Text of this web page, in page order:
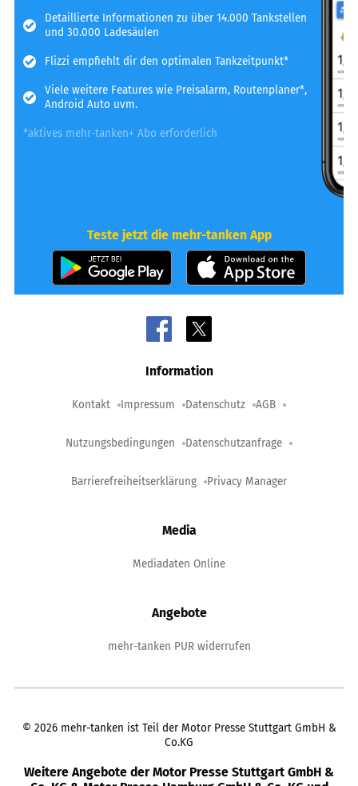
Detaillierte Informationen zu über 14.000 Tankstellen
und 30.000 Ladesäulen
Flizzi empfiehlt dir den optimalen Tankzeitpunkt*
Viele weitere Features wie Preisalarm, Routenplaner*,
Android Auto uvm.
*aktives mehr-tanken+ Abo erforderlich
Teste jetzt die mehr-tanken App
Information
Kontakt Impressum Datenschutz AGB
Nutzungsbedingungen Datenschutzanfrage
Barrierefreiheitserklärung Privacy Manager
Media
Mediadaten Online
Angebote
mehr-tanken PUR widerrufen
© 2026 mehr-tanken ist Teil der Motor Presse Stuttgart GmbH &
Co.KG
Weitere Angebote der Motor Presse Stuttgart GmbH &